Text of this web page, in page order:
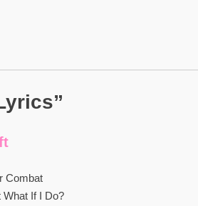
Combat
What If I Do?